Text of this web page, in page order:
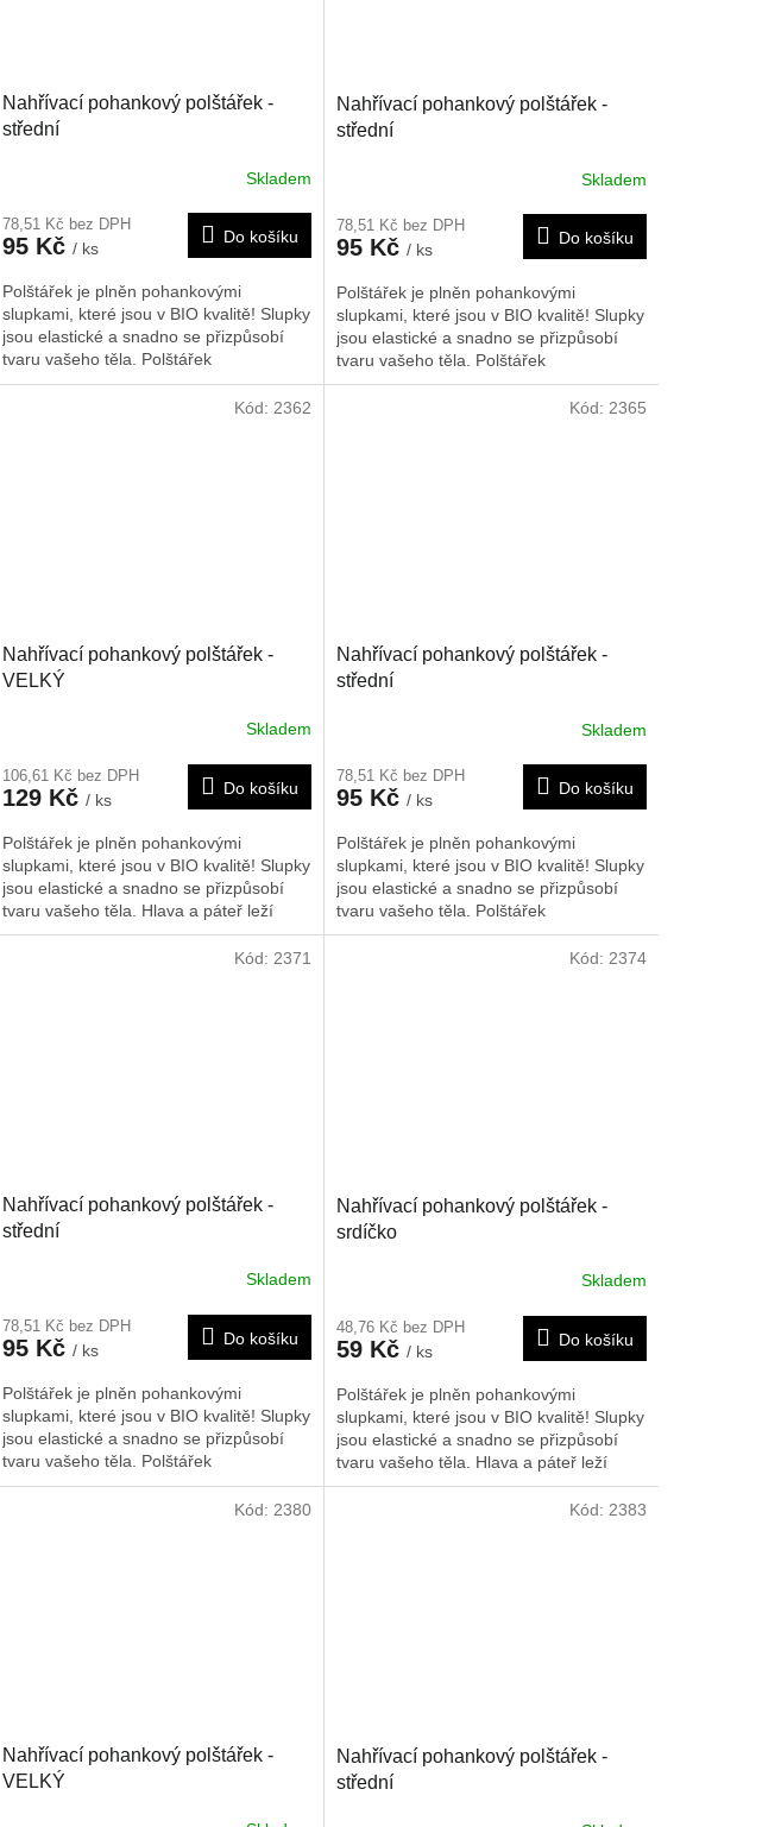
Nahřívací pohankový polštářek -
střední
Skladem
78,51 Kč bez DPH
95 Kč / ks
Do košíku
Polštářek je plněn pohankovými
slupkami, které jsou v BIO kvalitě! Slupky
jsou elastické a snadno se přizpůsobí
tvaru vašeho těla. Polštářek
doporučujeme nahřát na radiátorech, v
mikrovlnné troubě nebo slunci. Je možné
Nahřívací pohankový polštářek -
střední
Skladem
78,51 Kč bez DPH
95 Kč / ks
Do košíku
Polštářek je plněn pohankovými
slupkami, které jsou v BIO kvalitě! Slupky
jsou elastické a snadno se přizpůsobí
tvaru vašeho těla. Polštářek
doporučujeme nahřát na radiátorech, v
mikrovlnné troubě nebo slunci. Je možné
Nahřívací pohankový polštářek -
VELKÝ
Skladem
106,61 Kč bez DPH
129 Kč / ks
Do košíku
Polštářek je plněn pohankovými
slupkami, které jsou v BIO kvalitě! Slupky
jsou elastické a snadno se přizpůsobí
tvaru vašeho těla. Hlava a páteř leží
měkce a jsou celou noc optimálně
Kód: 2362
Nahřívací pohankový polštářek -
střední
Skladem
78,51 Kč bez DPH
95 Kč / ks
Do košíku
Polštářek je plněn pohankovými
slupkami, které jsou v BIO kvalitě! Slupky
jsou elastické a snadno se přizpůsobí
tvaru vašeho těla. Polštářek
doporučujeme nahřát na radiátorech, v
mikrovlnné troubě nebo slunci. Je možné
Kód: 2365
Nahřívací pohankový polštářek -
střední
Skladem
78,51 Kč bez DPH
95 Kč / ks
Do košíku
Polštářek je plněn pohankovými
slupkami, které jsou v BIO kvalitě! Slupky
jsou elastické a snadno se přizpůsobí
tvaru vašeho těla. Polštářek
doporučujeme nahřát na radiátorech, v
mikrovlnné troubě nebo slunci. Je možné
Kód: 2371
Nahřívací pohankový polštářek -
srdíčko
Skladem
48,76 Kč bez DPH
59 Kč / ks
Do košíku
Polštářek je plněn pohankovými
slupkami, které jsou v BIO kvalitě! Slupky
jsou elastické a snadno se přizpůsobí
tvaru vašeho těla. Hlava a páteř leží
měkce a jsou celou noc optimálně
opřeny. Tak se může svalstvo, především
Kód: 2374
Nahřívací pohankový polštářek -
VELKÝ
Kód: 2380
Nahřívací pohankový polštářek -
střední
Kód: 2383